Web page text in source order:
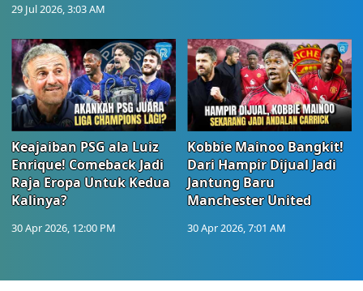
29 Jul 2026, 3:03 AM
Keajaiban PSG ala Luiz
Enrique! Comeback Jadi
Raja Eropa Untuk Kedua
Kalinya?
30 Apr 2026, 12:00 PM
Kobbie Mainoo Bangkit!
Dari Hampir Dijual Jadi
Jantung Baru
Manchester United
30 Apr 2026, 7:01 AM